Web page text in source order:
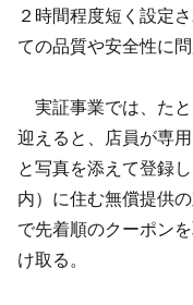
２時間程度短く設定
ての品質や安全性に問
実証事業では、た
迎えると、店員が専
と写真を添えて登録
内）に住む無償提供
で先着順のクーポン
け取る。